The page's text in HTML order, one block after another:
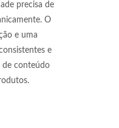
precisa de
O
e uma
e
de conteúdo